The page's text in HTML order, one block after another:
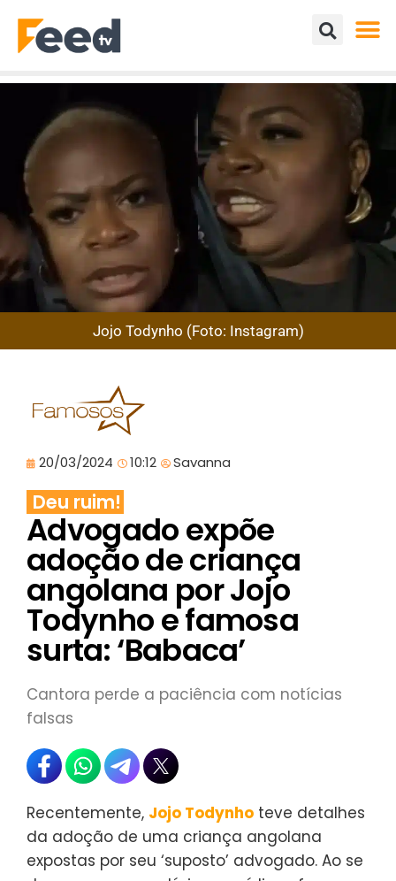
Jojo Todynho (Foto: Instagram)
20/03/2024 10:12 Savanna
Deu ruim!
Advogado expõe
adoção de criança
angolana por Jojo
Todynho e famosa
surta: ‘Babaca’
Cantora perde a paciência com notícias
falsas
Recentemente, Jojo Todynho teve detalhes
da adoção de uma criança angolana
expostas por seu ‘suposto’ advogado. Ao se